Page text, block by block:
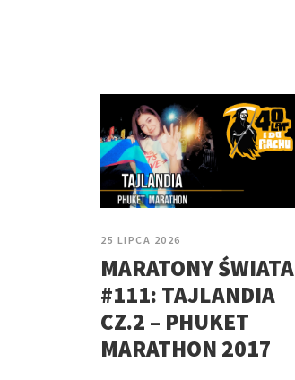
25 LIPCA 2026
MARATONY ŚWIATA
#111: TAJLANDIA
CZ.2 – PHUKET
MARATHON 2017